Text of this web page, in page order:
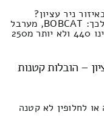
ניר עציון?
מחירה של העברה של כלי עבודה דוגמה לכך: BOBCAT, מערבל
בטון, מלגזה והרשימה ארוכה, המחירון הינו 440 ולא יותר מ250
– הובלות קטנות
לחלופין לא קטנה